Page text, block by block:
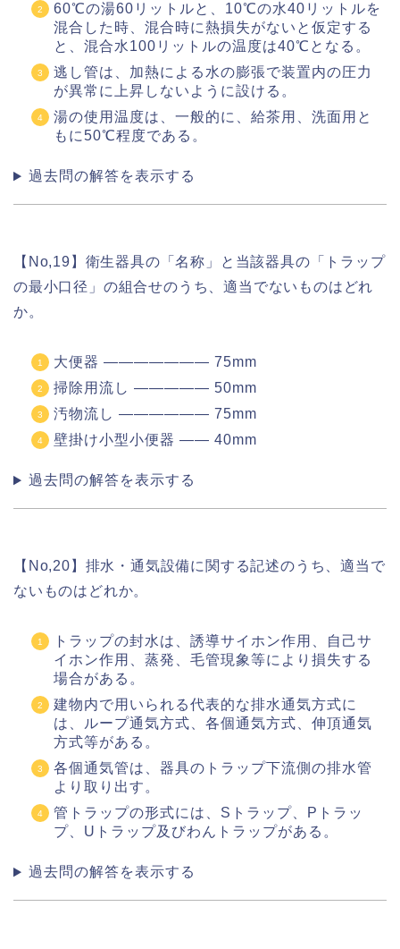
60℃の湯60リットルと、10℃の水40リットルを
混合した時、混合時に熱損失がないと仮定する
と、混合水100リットルの温度は40℃となる。
逃し管は、加熱による水の膨張で装置内の圧力
が異常に上昇しないように設ける。
湯の使用温度は、一般的に、給茶用、洗面用と
もに50℃程度である。
過去問の解答を表示する
【No,19】衛生器具の「名称」と当該器具の「トラップ
の最小口径」の組合せのうち、適当でないものはどれ
か。
大便器 ――――――― 75mm
掃除用流し ――――― 50mm
汚物流し ―――――― 75mm
壁掛け小型小便器 ―― 40mm
過去問の解答を表示する
【No,20】排水・通気設備に関する記述のうち、適当で
ないものはどれか。
トラップの封水は、誘導サイホン作用、自己サ
イホン作用、蒸発、毛管現象等により損失する
場合がある。
建物内で用いられる代表的な排水通気方式に
は、ループ通気方式、各個通気方式、伸頂通気
方式等がある。
各個通気管は、器具のトラップ下流側の排水管
より取り出す。
管トラップの形式には、Sトラップ、Pトラッ
プ、Uトラップ及びわんトラップがある。
過去問の解答を表示する